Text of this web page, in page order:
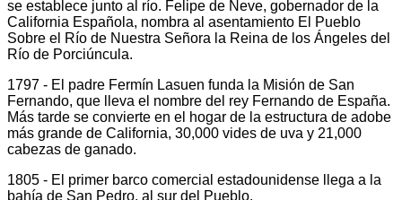
se establece junto al río. Felipe de Neve, gobernador de la
California Española, nombra al asentamiento El Pueblo
Sobre el Río de Nuestra Señora la Reina de los Ángeles del
Río de Porciúncula.
1797 - El padre Fermín Lasuen funda la Misión de San
Fernando, que lleva el nombre del rey Fernando de España.
Más tarde se convierte en el hogar de la estructura de adobe
más grande de California, 30,000 vides de uva y 21,000
cabezas de ganado.
1805 - El primer barco comercial estadounidense llega a la
bahía de San Pedro, al sur del Pueblo.